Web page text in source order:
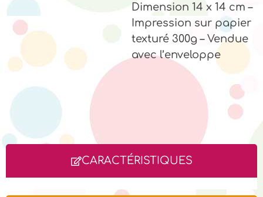
Dimension 14 x 14 cm –
Impression sur papier
texturé 300g – Vendue
avec l’enveloppe
CARACTÉRISTIQUES